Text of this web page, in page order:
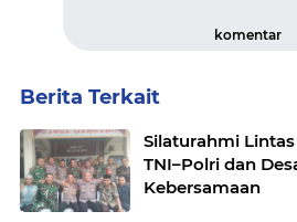
komentar
Berita Terkait
Silaturahmi
TNI–Polri dan
Kebersamaan